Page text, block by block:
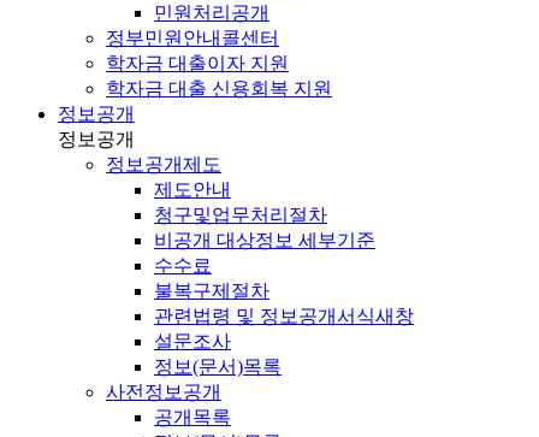
민원처리공개
정부민원안내콜센터
학자금 대출이자 지원
학자금 대출 신용회복 지원
정보공개
정보공개
정보공개제도
제도안내
청구및업무처리절차
비공개 대상정보 세부기준
수수료
불복구제절차
관련법령 및 정보공개서식새창
설문조사
정보(문서)목록
사전정보공개
공개목록